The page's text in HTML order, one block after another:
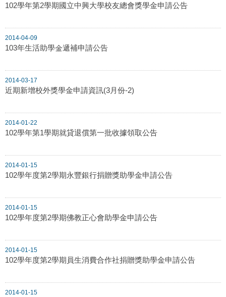
102學年第2學期國立中興大學校友總會獎學金申請公告
2014-04-09
103年生活助學金遞補申請公告
2014-03-17
近期新增校外獎學金申請資訊(3月份-2)
2014-01-22
102學年第1學期就貸退償第一批收據領取公告
2014-01-15
102學年度第2學期永豐銀行捐贈獎助學金申請公告
2014-01-15
102學年度第2學期佛教正心會助學金申請公告
2014-01-15
102學年度第2學期員生消費合作社捐贈獎助學金申請公告
2014-01-15